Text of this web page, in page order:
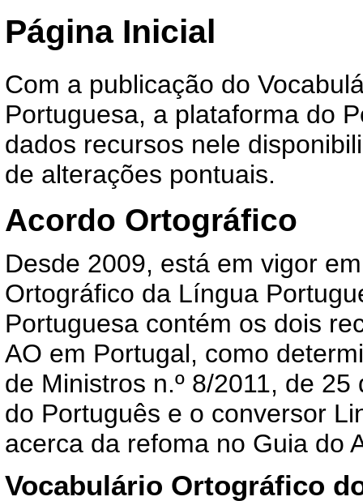
Página Inicial
Com a publicação do
Portuguesa, a plataforma do
dados recursos nele
de alterações pontuais.
Acordo Ortográfico
Desde 2009, está em vigor
Ortográfico da Língua
Portuguesa contém os dois
AO em Portugal, como
de Ministros n.º 8/2011, de 25
do Português e o conversor
acerca da refoma no Guia do
Vocabulário Ortográfico